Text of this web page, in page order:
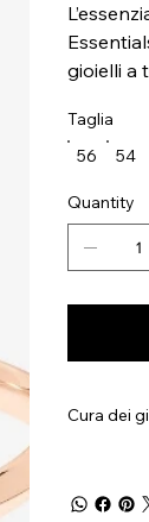
gioielli a
56 54
Taglia
Quantity
Cura dei